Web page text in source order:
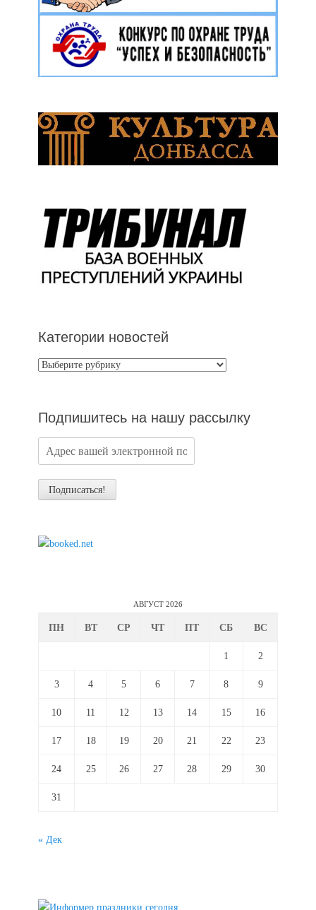
Категории новостей
Категории
Подпишитесь на нашу рассылку
АВГУСТ 2026
ПН ВТ СР ЧТ ПТ СБ ВС
1 2
3 4 5 6 7 8 9
10 11 12 13 14 15 16
17 18 19 20 21 22 23
24 25 26 27 28 29 30
31
« Дек